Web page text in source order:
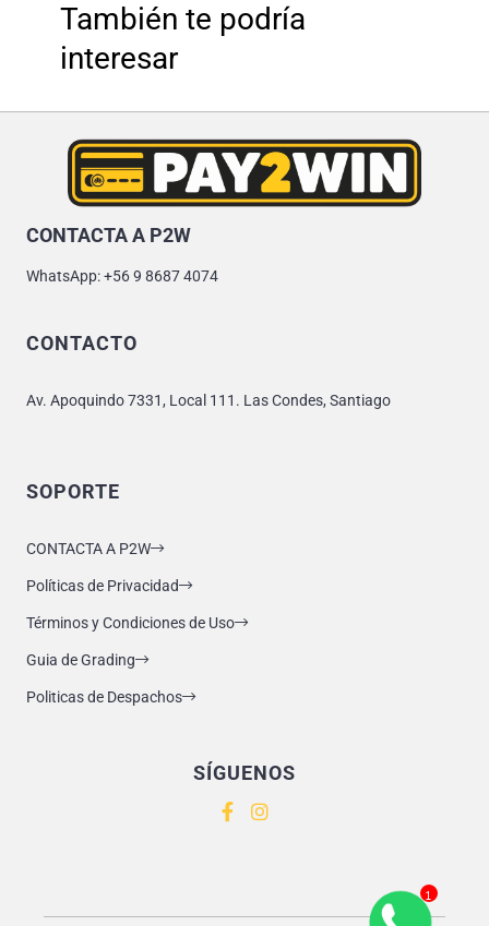
También te podría
interesar
CONTACTA A P2W
WhatsApp: +56 9 8687 4074
CONTACTO
Av. Apoquindo 7331, Local 111. Las Condes, Santiago
SOPORTE
CONTACTA A P2W
Políticas de Privacidad
Términos y Condiciones de Uso
Guia de Grading
Politicas de Despachos
SÍGUENOS
1